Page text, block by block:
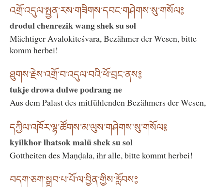
འགྲོ་འདུལ་སྤྱན་རས་གཟིགས་དབང་གཤེགས་སུ་གསོལ༔
drodul chenrezik wang shek su sol
Mächtiger Avalokiteśvara, Bezähmer der Wesen, bitte
komm herbei!
ཐུགས་རྗེས་འགྲོ་བ་འདུལ་བའི་ཕོ་བྲང་ནས༔
tukje drowa dulwe podrang ne
Aus dem Palast des mitfühlenden Bezähmers der Wesen,
དཀྱིལ་འཁོར་ལྷ་ཚོགས་མ་ལུས་གཤེགས་སུ་གསོལ༔
kyilkhor lhatsok malü shek su sol
Gottheiten des Maṇḍala, ihr alle, bitte kommt herbei!
བདག་ཅག་སྒྲུབ་པ་པོ་ལ་བྱིན་གྱིས་རློབས༔